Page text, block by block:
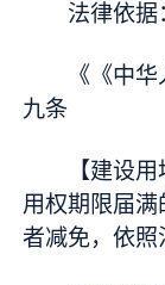
法律依据
《《中
九条
【建设
用权期限届
者减免，依照